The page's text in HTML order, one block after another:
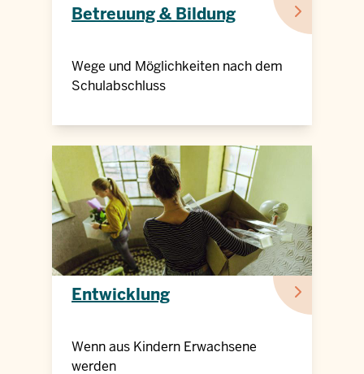
Betreuung & Bildung
Wege und Möglichkeiten nach dem
Schulabschluss
Entwicklung
Wenn aus Kindern Erwachsene
werden